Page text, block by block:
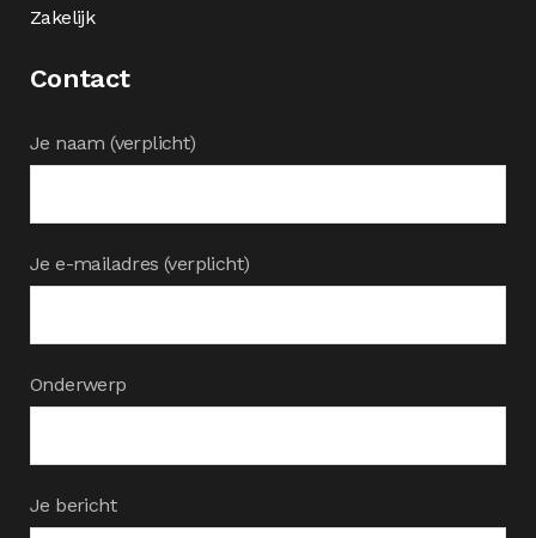
Zakelijk
Contact
Je naam (verplicht)
Je e-mailadres (verplicht)
Onderwerp
Je bericht